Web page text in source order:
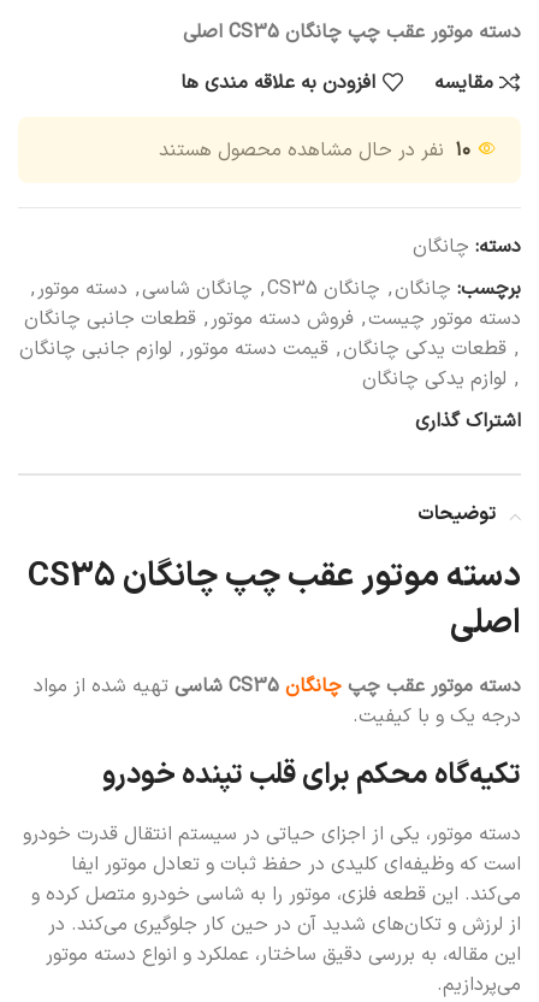
دسته موتور عقب چپ چانگان CS35 اصلی
مقایسه
افزودن به علاقه مندی ها
۱۰ نفر در حال مشاهده محصول هستند
دسته: چانگان
برچسب: چانگان, چانگان CS35 , چانگان شاسی, دسته موتور,
دسته موتور چیست, فروش دسته موتور, قطعات جانبی چانگان
, قطعات یدکی چانگان, قیمت دسته موتور, لوازم جانبی چانگان
, لوازم یدکی چانگان
اشتراک گذاری
توضیحات
دسته موتور عقب چپ چانگان CS35
اصلی
دسته موتور عقب چپ چانگان CS35 شاسی
تهیه شده از مواد
درجه یک و با کیفیت.
تکیه‌گاه محکم برای قلب تپنده خودرو
دسته موتور، یکی از اجزای حیاتی در سیستم انتقال قدرت خودرو
است که وظیفه‌ای کلیدی در حفظ ثبات و تعادل موتور ایفا
می‌کند. این قطعه فلزی، موتور را به شاسی خودرو متصل کرده و
از لرزش و تکان‌های شدید آن در حین کار جلوگیری می‌کند. در
این مقاله، به بررسی دقیق ساختار، عملکرد و انواع دسته موتور
می‌پردازیم.